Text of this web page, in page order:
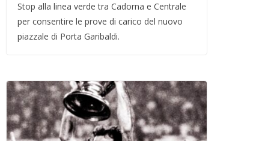
Stop alla linea verde tra Cadorna e Centrale
per consentire le prove di carico del nuovo
piazzale di Porta Garibaldi.